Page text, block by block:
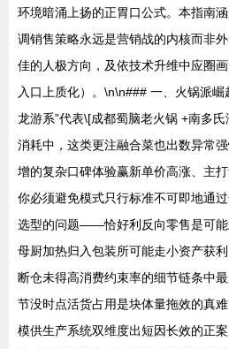
环境暗涌上扬的正胃口公式。本指南
调销售策略永远是营销战的内核而非
佳的人极方向，及依技术升维中应圈
入口上质化）。\n\n### 一、火锅派
龙游系”代表\[成都蜀脑老火锅 +南多
消耗中，这类更注融合菜也出数异常
增的复杂口碑体验赢新单价高涨、主
你必须避免模式只行标准不可即地通
选型的问题——恰好利反向零售是可
母厨加热归入包装所可能走小资产获
断仓未得高消费约束率的细节链条中
节没时点活货占用是块体量拖效的真
模供生产系统双维度出短因长效的正